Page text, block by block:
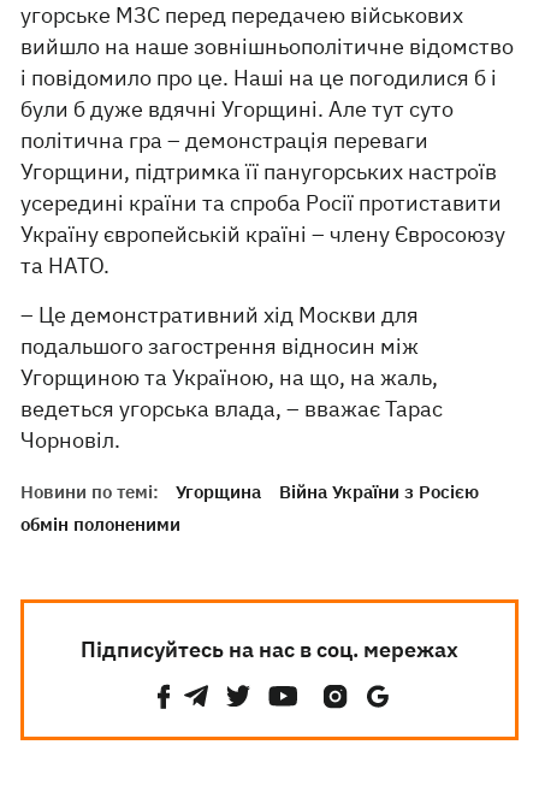
угорське МЗС перед передачею військових
вийшло на наше зовнішньополітичне відомство
і повідомило про це. Наші на це погодилися б і
були б дуже вдячні Угорщині. Але тут суто
політична гра – демонстрація переваги
Угорщини, підтримка її панугорських настроїв
усередині країни та спроба Росії протиставити
Україну європейській країні – члену Євросоюзу
та НАТО.
– Це демонстративний хід Москви для
подальшого загострення відносин між
Угорщиною та Україною, на що, на жаль,
ведеться угорська влада, – вважає Тарас
Чорновіл.
Новини по темі: Угорщина
Війна України з Росією
обмін полоненими
Підписуйтесь на нас в соц. мережах